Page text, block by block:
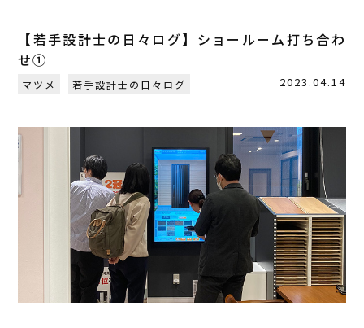
【若手設計士の日々ログ】ショールーム打ち合わ
せ①
マツメ 若手設計士の日々ログ 2023.04.14